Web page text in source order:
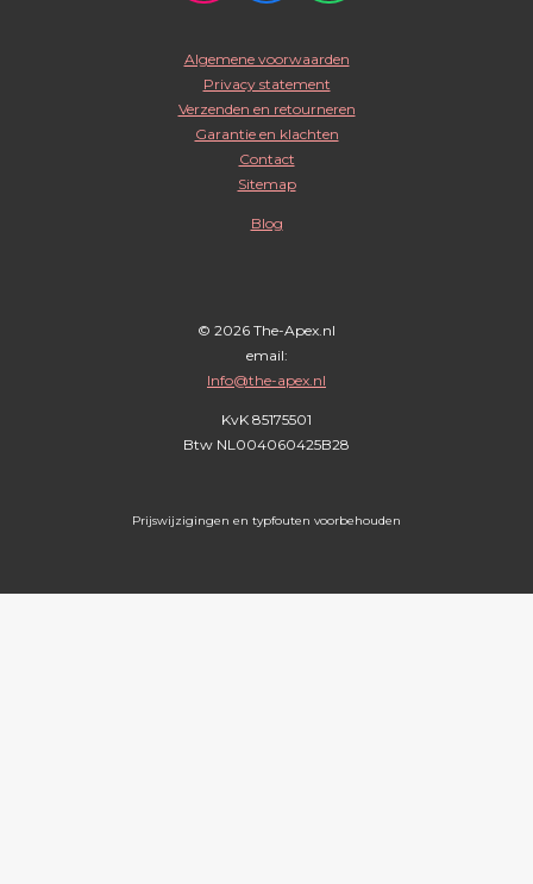
t
a
g
e
b
o
o
k
t
s
A
Algemene voorwaarden
Privacy statement
Verzenden en retourneren
Garantie en klachten
Contact
Sitemap
Blog
© 2026 The-Apex.nl
email:
Info@the-apex.nl
KvK 85175501
Btw NL004060425B28
Prijswijzigingen en typfouten voorbehouden